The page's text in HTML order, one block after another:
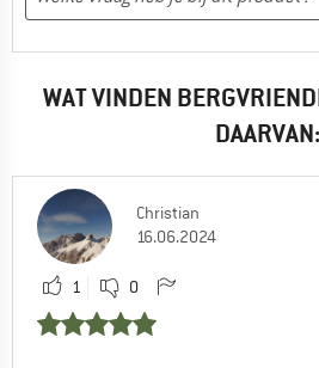
WAT VINDEN
DAARVAN:
Christian
16.06.2024
1 0